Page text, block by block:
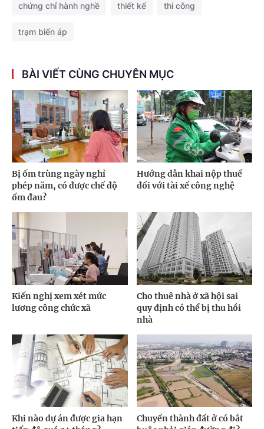
chứng chỉ hành nghề thiết kế thi công
trạm biến áp
BÀI VIẾT CÙNG CHUYÊN MỤC
Bị ốm trùng ngày nghỉ
phép năm, có được chế độ
ốm đau?
Hướng dẫn khai nộp thuế
đối với tài xế công nghệ
Kiến nghị xem xét mức
lương công chức xã
Cho thuê nhà ở xã hội sai
quy định có thể bị thu hồi
nhà
Khi nào dự án được gia hạn
Chuyển thành đất ở có bắt